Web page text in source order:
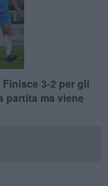
3-2 per gli
partita ma viene